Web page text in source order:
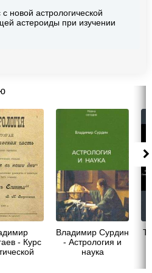
новой астрологической
астероиды при изучении
- Курс
Владимир Сурдин
- Астрология и
наука